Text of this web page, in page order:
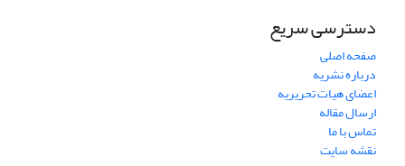
دسترسی سریع
صفحه اصلی
درباره نشریه
اعضای هیات تحریریه
ارسال مقاله
تماس با ما
نقشه سایت